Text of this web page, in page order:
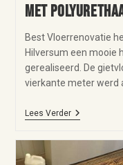
met
Best Vloerrenovatie
Hilversum een mooie
gerealiseerd. De
vierkante meter werd
Lees Verder